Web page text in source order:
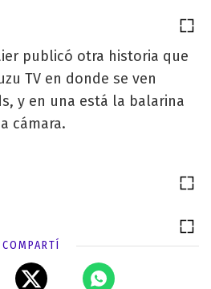
publicó otra historia que
TV en donde se ven
y en una está la balarina
cámara.
COMPARTÍ